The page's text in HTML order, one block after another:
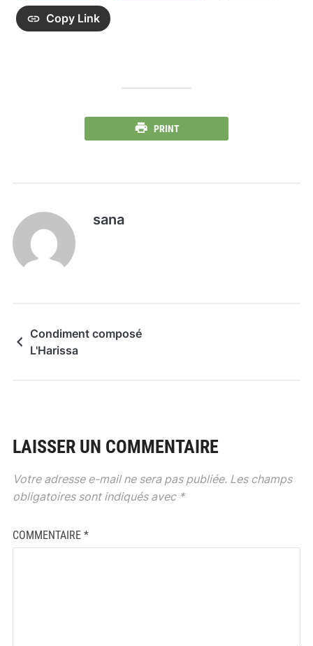
Copy Link
PRINT
sana
Condiment composé
L'Harissa
LAISSER UN COMMENTAIRE
Votre adresse e-mail ne sera pas publiée. Les champs
obligatoires sont indiqués avec *
COMMENTAIRE *